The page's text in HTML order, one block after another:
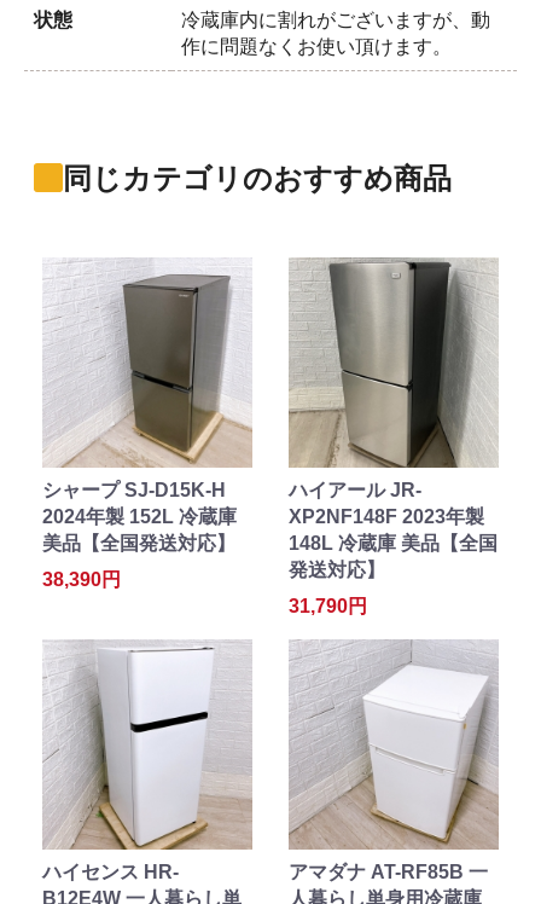
状態
冷蔵庫内に割れがございますが、動
作に問題なくお使い頂けます。
同じカテゴリのおすすめ商品
シャープ SJ-D15K-H
2024年製 152L 冷蔵庫
美品【全国発送対応】
38,390円
ハイアール JR-
XP2NF148F 2023年製
148L 冷蔵庫 美品【全国
発送対応】
31,790円
ハイセンス HR-
B12E4W 一人暮らし単
アマダナ AT-RF85B 一
人暮らし単身用冷蔵庫